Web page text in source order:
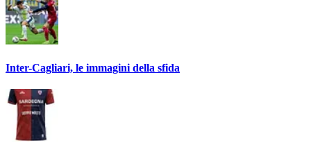
Inter-Cagliari, le immagini della sfida